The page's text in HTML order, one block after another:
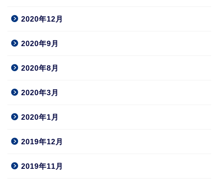
2020年12月
2020年9月
2020年8月
2020年3月
2020年1月
2019年12月
2019年11月